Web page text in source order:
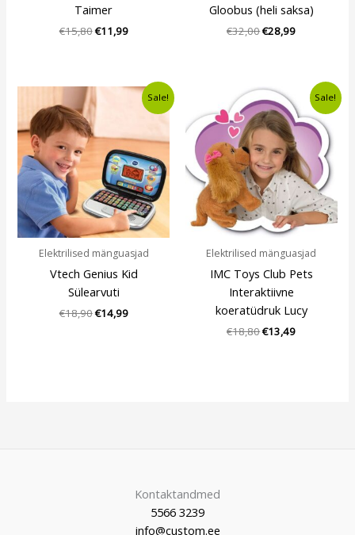
Taimer
€15,80€11,99
Gloobus (heli saksa)
€32,00€28,99
Sale!
Elektrilised mänguasjad
Vtech Genius Kid
Sülearvuti
€18,90
hind
€18,90.
€14,99
Current
price
Sale!
Elektrilised mänguasjad
IMC Toys Club Pets
Interaktiivne
koeratüdruk Lucy
€18,80
Algne
hind
oli:
€18,80.
€13,49
Current
price
is:
€13,49.
Kontaktandmed
5566 3239
info@custom.ee